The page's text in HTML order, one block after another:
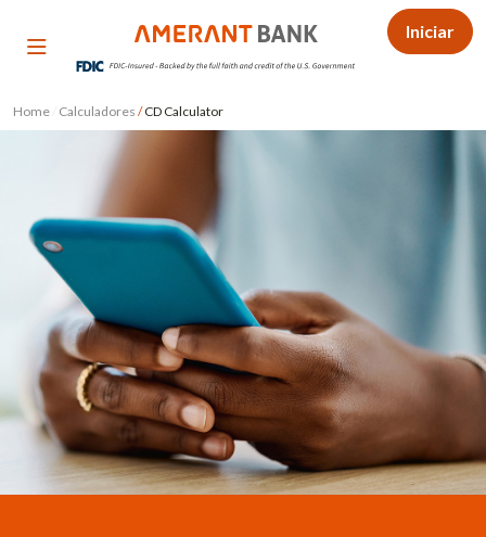
Iniciar
Home Calculadores /CD Calculator